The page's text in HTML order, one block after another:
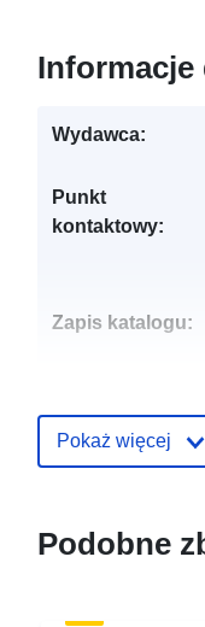
Informacje
Wydawca:
Punkt
kontaktowy:
Zapis katalogu:
Pokaż więcej
Podobne